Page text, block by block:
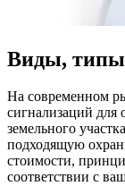
Виды,
На современном
сигнализаций для
земельного
подходящую
стоимости,
соответствии с